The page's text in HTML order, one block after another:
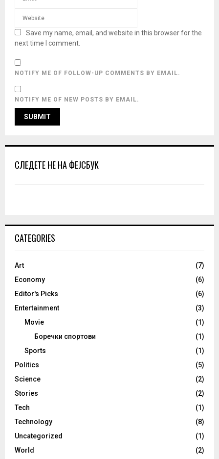
Save my name, email, and website in this browser for the
next time I comment.
NOTIFY ME OF FOLLOW-UP COMMENTS BY EMAIL.
NOTIFY ME OF NEW POSTS BY EMAIL.
СЛЕДЕТЕ НЕ НА ФЕЈСБУК
CATEGORIES
Art
(7)
Economy
(6)
Editor's Picks
(6)
Entertainment
(3)
Movie
(1)
Боречки спортови
(1)
Sports
(1)
Politics
(5)
Science
(2)
Stories
(2)
Tech
(1)
Technology
(8)
Uncategorized
(1)
World
(2)